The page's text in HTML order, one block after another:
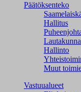
Päätöksenteko
Hallitus
Hallinto
Muut
Vastuualueet